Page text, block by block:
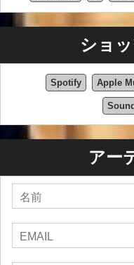
ショ
Spotify Apple
アー